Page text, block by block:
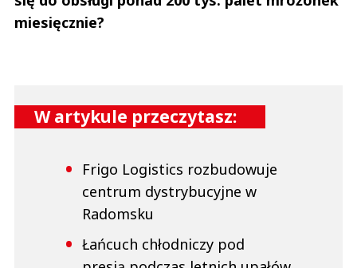
miesięcznie?
W artykule przeczytasz:
Frigo Logistics rozbudowuje
centrum dystrybucyjne w
Radomsku
Łańcuch chłodniczy pod